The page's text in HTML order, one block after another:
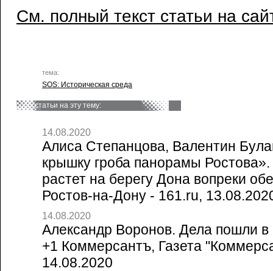
См. полный текст статьи на
тема:
SOS: Историческая среда
статьи на эту тему:
14.08.2020
Алиса Степанцова, Валентин
крышку гроба панорамы
растет на берегу Дона вопреки
Ростов-на-Дону - 161.ru,
14.08.2020
Александр Воронов. Дела пошли в
+1 Коммерсантъ, Газета
14.08.2020